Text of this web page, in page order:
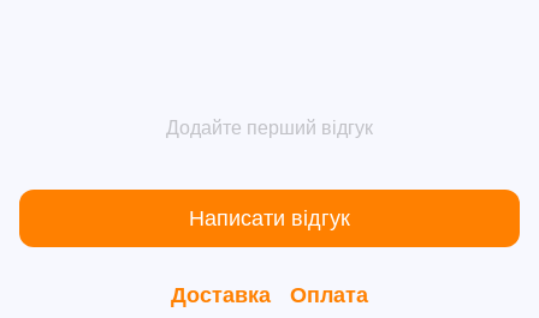
Додайте перший відгук
Написати відгук
Доставка Оплата